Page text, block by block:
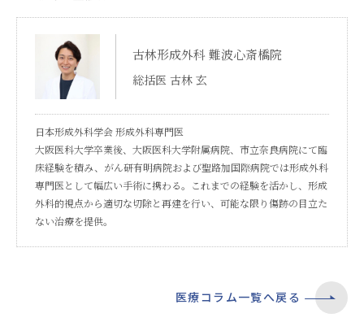
古林形成外科 難波心斎橋院
総括医 古林 玄
日本形成外科学会 形成外科専門医
大阪医科大学卒業後、大阪医科大学附属病院、市立奈良病院にて臨
床経験を積み、がん研有明病院および聖路加国際病院では形成外科
専門医として幅広い手術に携わる。これまでの経験を活かし、形成
外科的視点から適切な切除と再建を行い、可能な限り傷跡の目立た
ない治療を提供。
医療コラム一覧へ戻る